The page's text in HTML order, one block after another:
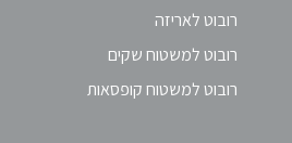
רובוט לאריזה
רובוט למשטוח שקים
רובוט למשטוח קופסאות